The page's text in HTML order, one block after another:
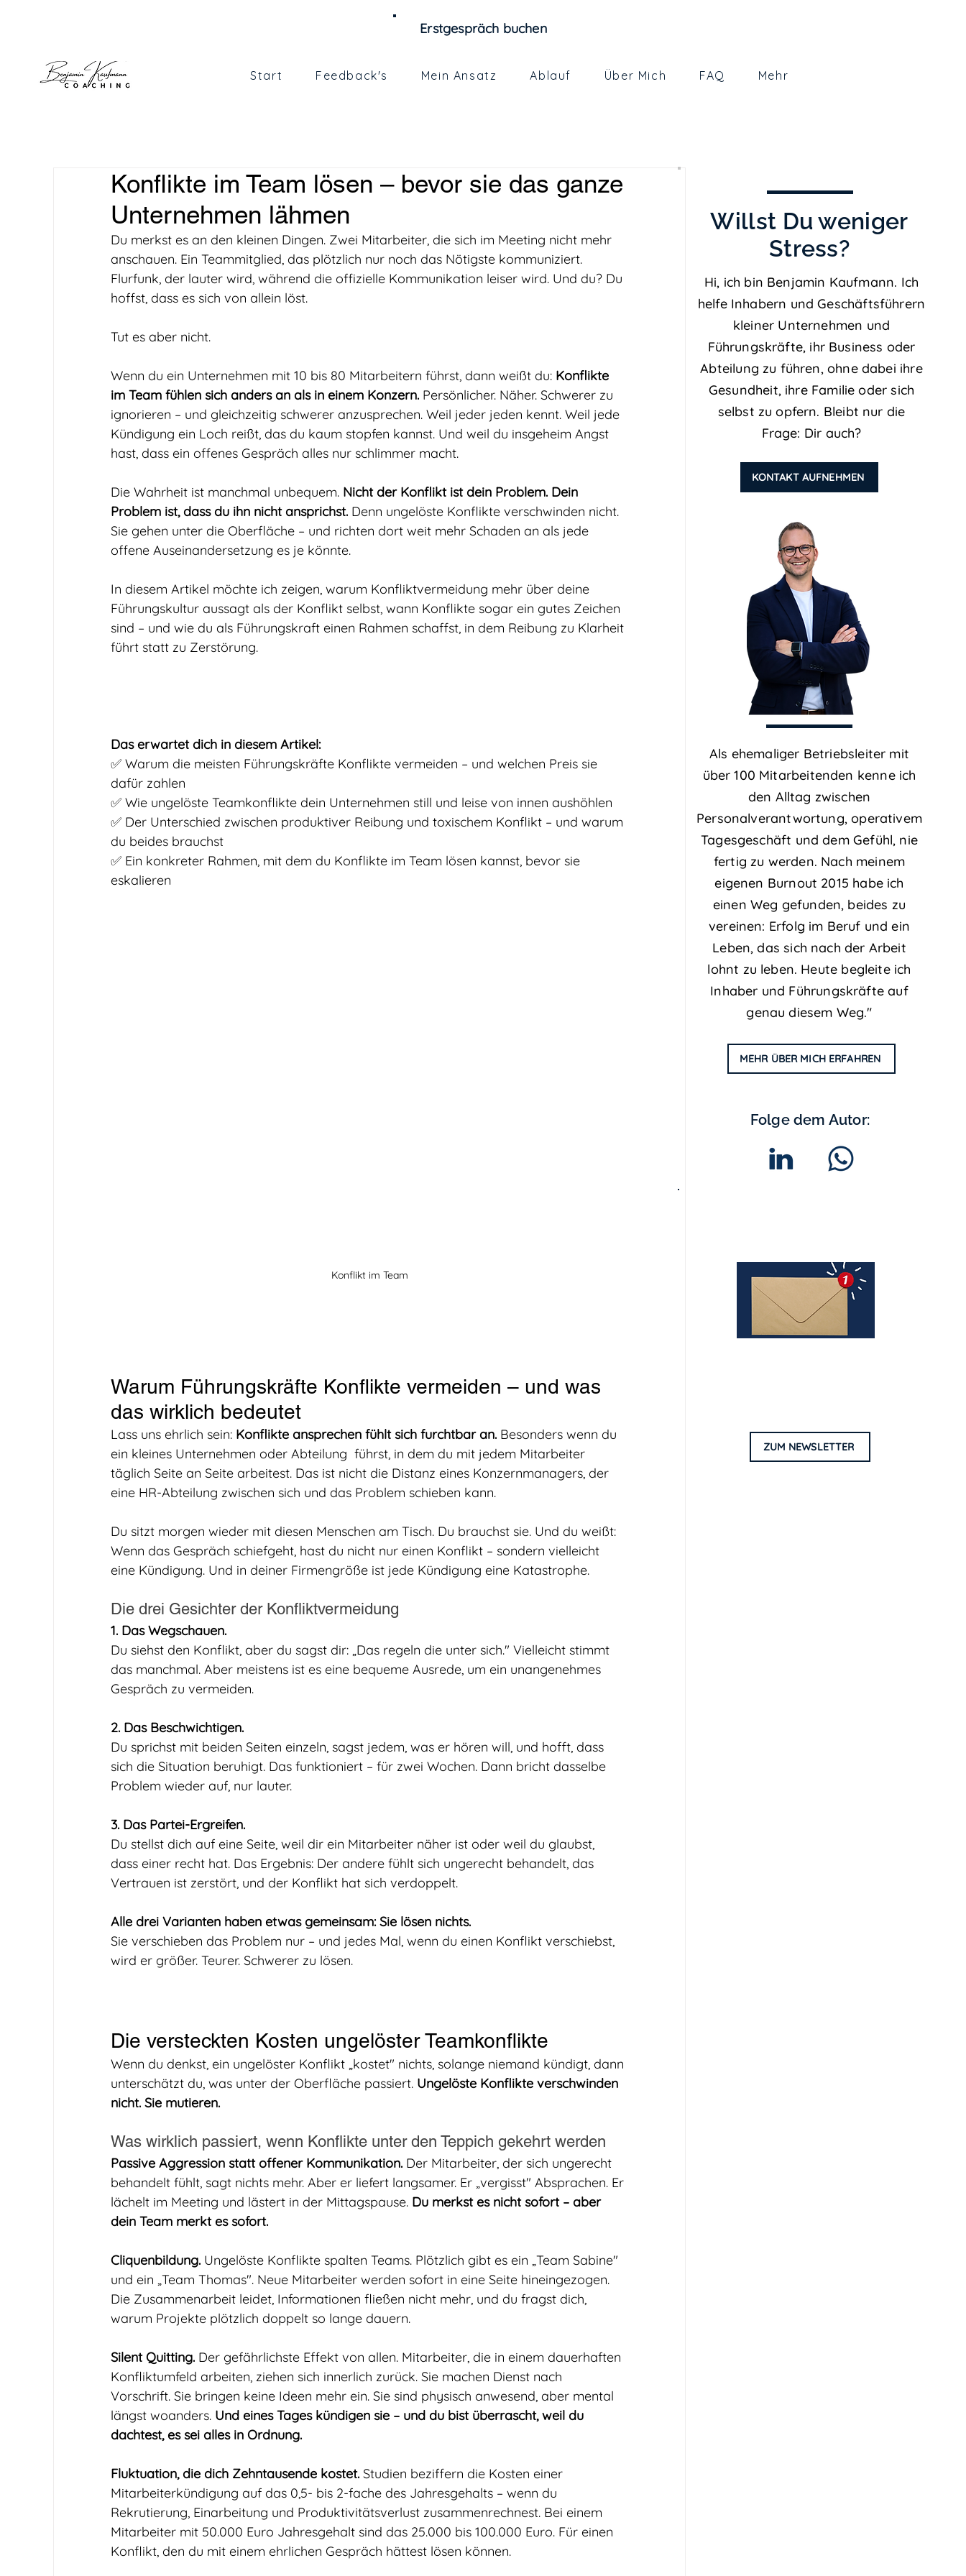
Erstgespräch buchen
Start Feedback's Mein Ansatz Ablauf Über Mich FAQ Mehr
Konflikte im Team lösen – bevor sie das ganze
Unternehmen lähmen
Du merkst es an den kleinen Dingen. Zwei Mitarbeiter, die sich im Meeting nicht mehr
anschauen. Ein Teammitglied, das plötzlich nur noch das Nötigste kommuniziert.
Flurfunk, der lauter wird, während die offizielle Kommunikation leiser wird. Und du? Du
hoffst, dass es sich von allein löst.
Tut es aber nicht.
Wenn du ein Unternehmen mit 10 bis 80 Mitarbeitern führst, dann weißt du: Konflikte
im Team fühlen sich anders an als in einem Konzern. Persönlicher. Näher. Schwerer zu
ignorieren – und gleichzeitig schwerer anzusprechen. Weil jeder jeden kennt. Weil jede
Kündigung ein Loch reißt, das du kaum stopfen kannst. Und weil du insgeheim Angst
hast, dass ein offenes Gespräch alles nur schlimmer macht.
Die Wahrheit ist manchmal unbequem. Nicht der Konflikt ist dein Problem. Dein
Problem ist, dass du ihn nicht ansprichst. Denn ungelöste Konflikte verschwinden nicht.
Sie gehen unter die Oberfläche – und richten dort weit mehr Schaden an als jede
offene Auseinandersetzung es je könnte.
In diesem Artikel möchte ich zeigen, warum Konfliktvermeidung mehr über deine
Führungskultur aussagt als der Konflikt selbst, wann Konflikte sogar ein gutes Zeichen
sind – und wie du als Führungskraft einen Rahmen schaffst, in dem Reibung zu Klarheit
führt statt zu Zerstörung.
Das erwartet dich in diesem Artikel:
✅ Warum die meisten Führungskräfte Konflikte vermeiden – und welchen Preis sie
dafür zahlen
✅ Wie ungelöste Teamkonflikte dein Unternehmen still und leise von innen aushöhlen
✅ Der Unterschied zwischen produktiver Reibung und toxischem Konflikt – und warum
du beides brauchst
✅ Ein konkreter Rahmen, mit dem du Konflikte im Team lösen kannst, bevor sie
eskalieren
Konflikt im Team
Warum Führungskräfte Konflikte vermeiden – und was
das wirklich bedeutet
Lass uns ehrlich sein: Konflikte ansprechen fühlt sich furchtbar an. Besonders wenn du
ein kleines Unternehmen oder Abteilung  führst, in dem du mit jedem Mitarbeiter
täglich Seite an Seite arbeitest. Das ist nicht die Distanz eines Konzernmanagers, der
eine HR-Abteilung zwischen sich und das Problem schieben kann.
Du sitzt morgen wieder mit diesen Menschen am Tisch. Du brauchst sie. Und du weißt:
Wenn das Gespräch schiefgeht, hast du nicht nur einen Konflikt – sondern vielleicht
eine Kündigung. Und in deiner Firmengröße ist jede Kündigung eine Katastrophe.
Die drei Gesichter der Konfliktvermeidung
1. Das Wegschauen.
Du siehst den Konflikt, aber du sagst dir: „Das regeln die unter sich." Vielleicht stimmt
das manchmal. Aber meistens ist es eine bequeme Ausrede, um ein unangenehmes
Gespräch zu vermeiden.
2. Das Beschwichtigen.
Du sprichst mit beiden Seiten einzeln, sagst jedem, was er hören will, und hofft, dass
sich die Situation beruhigt. Das funktioniert – für zwei Wochen. Dann bricht dasselbe
Problem wieder auf, nur lauter.
3. Das Partei-Ergreifen.
Du stellst dich auf eine Seite, weil dir ein Mitarbeiter näher ist oder weil du glaubst,
dass einer recht hat. Das Ergebnis: Der andere fühlt sich ungerecht behandelt, das
Vertrauen ist zerstört, und der Konflikt hat sich verdoppelt.
Alle drei Varianten haben etwas gemeinsam: Sie lösen nichts.
Sie verschieben das Problem nur – und jedes Mal, wenn du einen Konflikt verschiebst,
wird er größer. Teurer. Schwerer zu lösen.
Die versteckten Kosten ungelöster Teamkonflikte
Wenn du denkst, ein ungelöster Konflikt „kostet" nichts, solange niemand kündigt, dann
unterschätzt du, was unter der Oberfläche passiert. Ungelöste Konflikte verschwinden
nicht. Sie mutieren.
Was wirklich passiert, wenn Konflikte unter den Teppich gekehrt werden
Passive Aggression statt offener Kommunikation. Der Mitarbeiter, der sich ungerecht
behandelt fühlt, sagt nichts mehr. Aber er liefert langsamer. Er „vergisst" Absprachen. Er
lächelt im Meeting und lästert in der Mittagspause. Du merkst es nicht sofort – aber
dein Team merkt es sofort.
Cliquenbildung. Ungelöste Konflikte spalten Teams. Plötzlich gibt es ein „Team Sabine"
und ein „Team Thomas". Neue Mitarbeiter werden sofort in eine Seite hineingezogen.
Die Zusammenarbeit leidet, Informationen fließen nicht mehr, und du fragst dich,
warum Projekte plötzlich doppelt so lange dauern.
Silent Quitting. Der gefährlichste Effekt von allen. Mitarbeiter, die in einem dauerhaften
Konfliktumfeld arbeiten, ziehen sich innerlich zurück. Sie machen Dienst nach
Vorschrift. Sie bringen keine Ideen mehr ein. Sie sind physisch anwesend, aber mental
längst woanders. Und eines Tages kündigen sie – und du bist überrascht, weil du
dachtest, es sei alles in Ordnung.
Fluktuation, die dich Zehntausende kostet. Studien beziffern die Kosten einer
Mitarbeiterkündigung auf das 0,5- bis 2-fache des Jahresgehalts – wenn du
Rekrutierung, Einarbeitung und Produktivitätsverlust zusammenrechnest. Bei einem
Mitarbeiter mit 50.000 Euro Jahresgehalt sind das 25.000 bis 100.000 Euro. Für einen
Konflikt, den du mit einem ehrlichen Gespräch hättest lösen können.
Willst Duweniger
Stress?
Hi, ich bin Benjamin Kaufmann. Ich
helfe Inhabern und Geschäftsführern
kleiner Unternehmen und
Führungskräfte, ihr Business oder
Abteilung zu führen, ohne dabei ihre
Gesundheit, ihre Familie oder sich
selbst zu opfern. Bleibt nur die
Frage: Dir auch?
KONTAKT AUFNEHMEN
Als ehemaliger Betriebsleiter mit
über 100 Mitarbeitenden kenne ich
den Alltag zwischen
Personalverantwortung, operativem
Tagesgeschäft und dem Gefühl, nie
fertig zu werden. Nach meinem
eigenen Burnout 2015 habe ich
einen Weg gefunden, beides zu
vereinen: Erfolg im Beruf und ein
Leben, das sich nach der Arbeit
lohnt zu leben. Heute begleite ich
Inhaber und Führungskräfte auf
genau diesem Weg."
MEHR ÜBER MICH ERFAHREN
Folge dem Autor:
ZUM NEWSLETTER